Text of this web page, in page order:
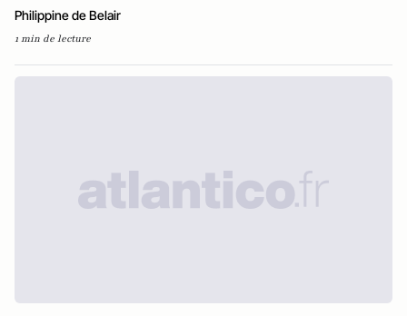
Philippine de Belair
1 min de lecture